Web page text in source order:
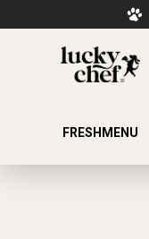
FRESHMENU